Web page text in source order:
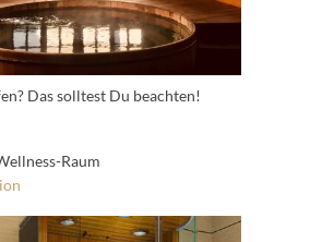
Das solltest Du beachten!
Raum